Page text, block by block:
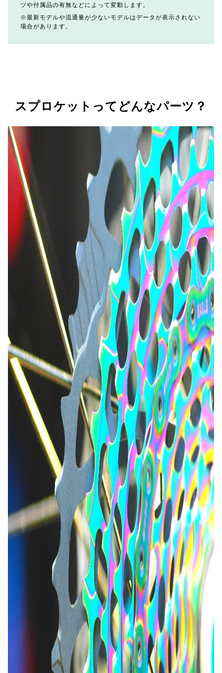
ツや付属品の有無などによって変動します。
最新モデルや流通量が少ないモデルはデータが表示されない
場合があります。
スプロケットってどんなパーツ？